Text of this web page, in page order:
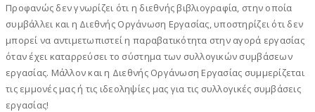
Προφανώς δεν γνωρίζει ότι η διεθνής βιβλιογραφία, στην οποία
συμβάλλει και η Διεθνής Οργάνωση Εργασίας, υποστηρίζει ότι δεν
μπορεί να αντιμετωπιστεί η παραβατικότητα στην αγορά εργασίας
όταν έχει καταρρεύσει το σύστημα των συλλογικών συμβάσεων
εργασίας. Μάλλον και η Διεθνής Οργάνωση Εργασίας συμμερίζεται
τις εμμονές μας ή τις ιδεοληψίες μας για τις συλλογικές συμβάσεις
εργασίας!